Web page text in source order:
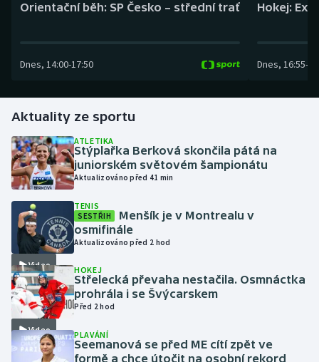
Dostihy
Golf
Gymnastika
Házená
Jezdectví
Judo
Krasobruslení
Lezení
Lyže a snowboard
Orientační běh: SP Česko – střední trať
Dnes, 14:00-17:50
Hokej:
Dnes, 16:55-
Aktuality ze sportu
ATLETIKA
Stýplařka Berková skončila pátá na
juniorském světovém šampionátu
Aktualizováno před 41 min
Video
TENIS
SESTŘIH
Menšík je v Montrealu v
osmifinále
Aktualizováno před 2 hod
Video
HOKEJ
Střelecká převaha nestačila. Osmnáctka
prohrála i se Švýcarskem
Před 2 hod
PLAVÁNÍ
Seemanová se před ME cítí zpět ve
formě a chce útočit na osobní rekord